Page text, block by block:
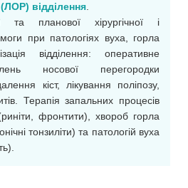
відділення
та планової хірургічної і
при патологіях вуха, горла
відділення: оперативне
носової перегородки
кіст, лікування поліпозу,
Терапія запальних процесів
фронтити), хвороб горла
тонзиліти) та патологій вуха